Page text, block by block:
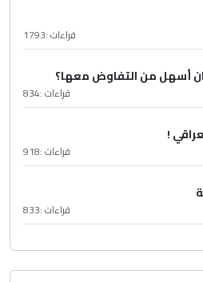
قراءات :1793
أسهل من التفاوض معها؟
قراءات :834
!
قراءات :918
قراءات :833